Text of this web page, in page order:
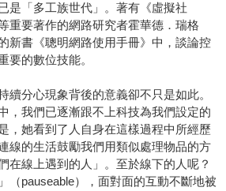
是「多工族世代」。著有《虛擬社
重要著作的網路研究者霍華德．瑞格
新書《聰明網路使用手冊》中，談論控
要的數位技能。
續分心現象背後的意義卻不只是如此。
，我們已逐漸跟不上科技為我們設定的
，她看到了人自身在這樣過程中所經歷
線的生活鼓勵我們用類似處理物品的方
在線上遇到的人」。至於線下的人呢？
（pauseable），面對面的互動不斷地被